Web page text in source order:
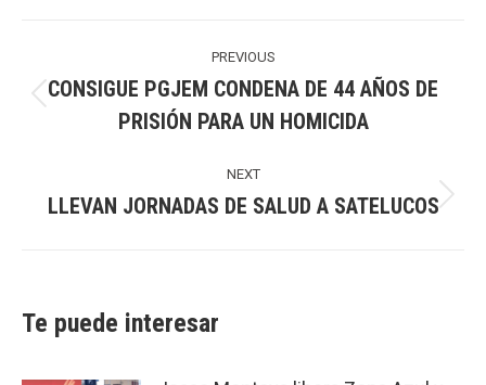
PREVIOUS
post:
CONSIGUE PGJEM CONDENA DE 44 AÑOS DE
PRISIÓN PARA UN HOMICIDA
NEXT
Next
LLEVAN JORNADAS DE SALUD A SATELUCOS
Te puede interesar